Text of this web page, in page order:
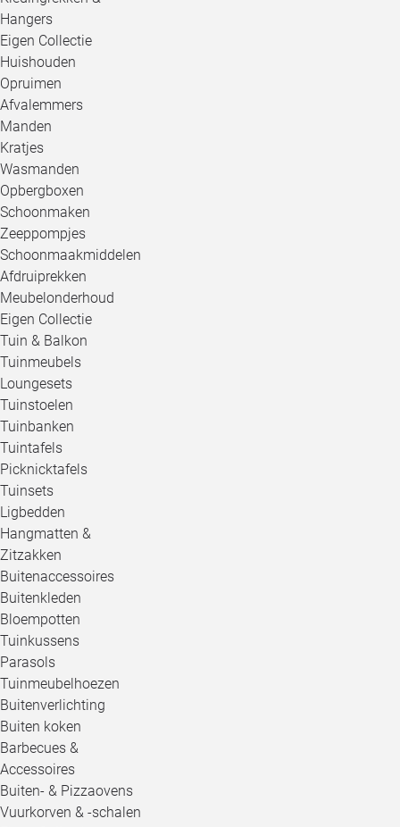
Hangers
Eigen Collectie
Huishouden
Opruimen
Afvalemmers
Manden
Kratjes
Wasmanden
Opbergboxen
Schoonmaken
Zeeppompjes
Schoonmaakmiddelen
Afdruiprekken
Meubelonderhoud
Eigen Collectie
Tuin & Balkon
Tuinmeubels
Loungesets
Tuinstoelen
Tuinbanken
Tuintafels
Picknicktafels
Tuinsets
Ligbedden
Hangmatten &
Zitzakken
Buitenaccessoires
Buitenkleden
Bloempotten
Tuinkussens
Parasols
Tuinmeubelhoezen
Buitenverlichting
Buiten koken
Barbecues &
Accessoires
Buiten- & Pizzaovens
Vuurkorven & -schalen